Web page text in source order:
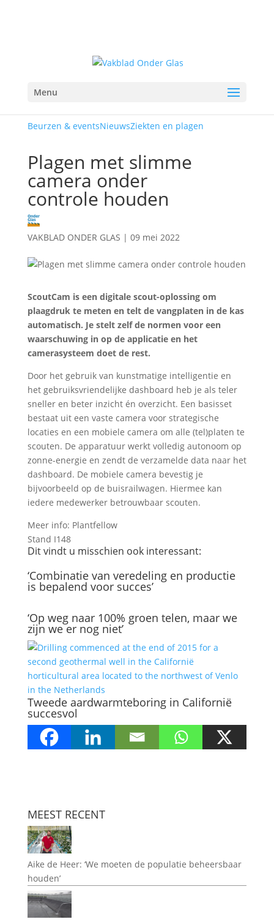
Menu
Beurzen & eventsNieuwsZiekten en plagen
Plagen met slimme
camera onder
controle houden
VAKBLAD ONDER GLAS | 09 mei 2022
ScoutCam is een digitale scout-oplossing om
plaagdruk te meten en telt de vangplaten in de kas
automatisch. Je stelt zelf de normen voor een
waarschuwing in op de applicatie en het
camerasysteem doet de rest.
Door het gebruik van kunstmatige intelligentie en
het gebruiksvriendelijke dashboard heb je als teler
sneller en beter inzicht én overzicht. Een basisset
bestaat uit een vaste camera voor strategische
locaties en een mobiele camera om alle (tel)platen te
scouten. De apparatuur werkt volledig autonoom op
zonne-energie en zendt de verzamelde data naar het
dashboard. De mobiele camera bevestig je
bijvoorbeeld op de buisrailwagen. Hiermee kan
iedere medewerker betrouwbaar scouten.
Meer info: Plantfellow
Stand I148
Dit vindt u misschien ook interessant:
‘Combinatie van veredeling en productie
is bepalend voor succes’
‘Op weg naar 100% groen telen, maar we
zijn we er nog niet’
Tweede aardwarmteboring in Californië
succesvol
MEEST RECENT
Aike de Heer: ‘We moeten de populatie beheersbaar
houden’